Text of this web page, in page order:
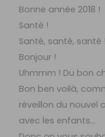
Bonne année 2018 !
Santé !
Santé, santé, santé !
Bonjour !
Uhmmm ! Du bon
Bon ben voilà,
réveillon du nouvel
avec les enfants…